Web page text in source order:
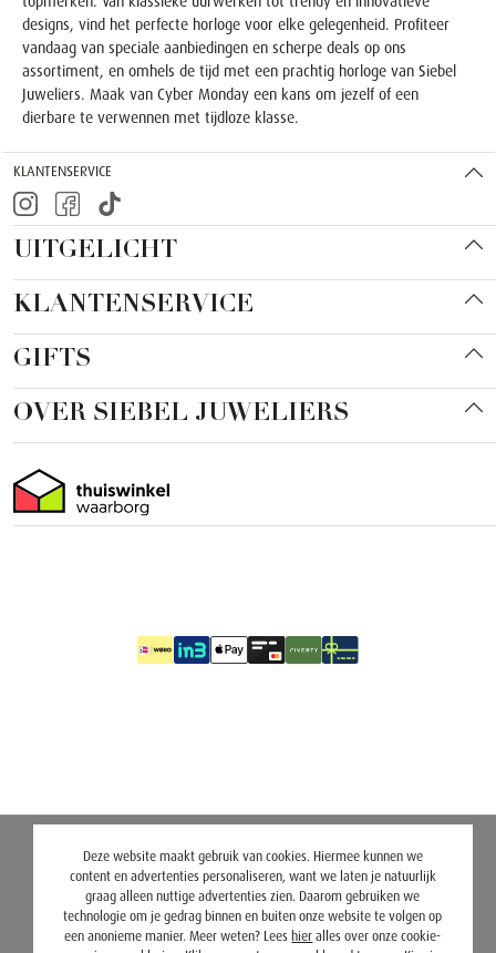
designs, vind het perfecte horloge voor elke gelegenheid. Profiteer
vandaag van speciale aanbiedingen en scherpe deals op ons
assortiment, en omhels de tijd met een prachtig horloge van Siebel
Juweliers. Maak van Cyber Monday een kans om jezelf of een
dierbare te verwennen met tijdloze klasse.
KLANTENSERVICE
UITGELICHT
KLANTENSERVICE
GIFTS
OVER SIEBEL JUWELIERS
Deze website maakt gebruik van cookies. Hiermee kunnen we
content en advertenties personaliseren, want we laten je natuurlijk
graag alleen nuttige advertenties zien. Daarom gebruiken we
technologie om je gedrag binnen en buiten onze website te volgen op
een anonieme manier. Meer weten? Lees hier alles over onze cookie-